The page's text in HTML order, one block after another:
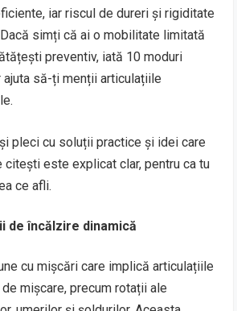
iar riscul de dureri și rigiditate
simți că ai o mobilitate limitată
preventiv, iată 10 moduri
să-ți menții articulațiile
și pleci cu soluții practice și idei care
citești este explicat clar, pentru ca tu
ce afli.
de încălzire dinamică
cu mișcări care implică articulațiile
mișcare, precum rotații ale